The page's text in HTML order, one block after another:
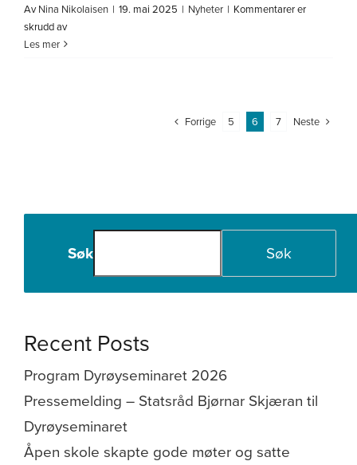
AvNina Nikolaisen | 19. mai 2025 | Nyheter | Kommentarer er
skrudd avfor
Hvordan
debatt
Les mer
Forrige 5 6 7 Neste
Søk Søk
Recent Posts
Program Dyrøyseminaret 2026
Pressemelding – Statsråd Bjørnar Skjæran til
Dyrøyseminaret
Åpen skole skapte gode møter og satte